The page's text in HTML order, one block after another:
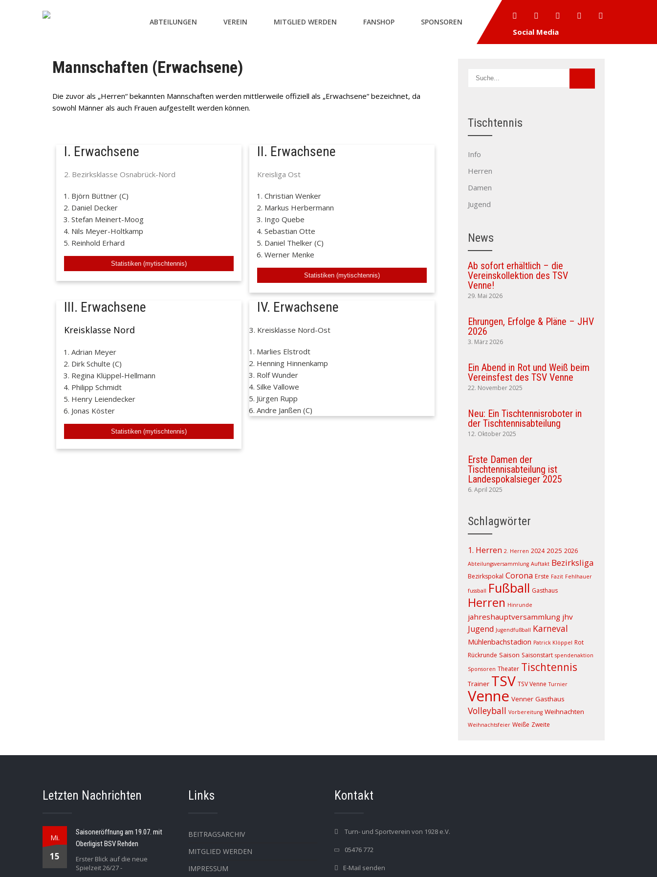
Social Media
ABTEILUNGEN VEREIN MITGLIED WERDEN FANSHOP SPONSOREN
Mannschaften (Erwachsene)
Die zuvor als „Herren“ bekannten Mannschaften werden mittlerweile offiziell als „Erwachsene“ bezeichnet, da
sowohl Männer als auch Frauen aufgestellt werden können.
I. Erwachsene
2. Bezirksklasse Osnabrück-Nord
Björn Büttner (C)
Daniel Decker
Stefan Meinert-Moog
Nils Meyer-Holtkamp
Reinhold Erhard
Statistiken (mytischtennis)
II. Erwachsene
Kreisliga Ost
Christian Wenker
Markus Herbermann
Ingo Quebe
Sebastian Otte
Daniel Thelker (C)
Werner Menke
Statistiken (mytischtennis)
III. Erwachsene
Kreisklasse Nord
Adrian Meyer
Dirk Schulte (C)
Regina Klüppel-Hellmann
Philipp Schmidt
Henry Leiendecker
Jonas Köster
Statistiken (mytischtennis)
IV. Erwachsene
3. Kreisklasse Nord-Ost
Marlies Elstrodt
Henning Hinnenkamp
Rolf Wunder
Silke Vallowe
Jürgen Rupp
Andre Janßen (C)
Tischtennis
Info
Herren
Damen
Jugend
News
Ab sofort erhältlich – die
Vereinskollektion des TSV
Venne!
29. Mai 2026
Ehrungen, Erfolge & Pläne – JHV
2026
3. März 2026
Ein Abend in Rot und Weiß beim
Vereinsfest des TSV Venne
22. November 2025
Neu: Ein Tischtennisroboter in
der Tischtennisabteilung
12. Oktober 2025
Erste Damen der
Tischtennisabteilung ist
Landespokalsieger 2025
6. April 2025
Schlagwörter
1. Herren 2. Herren 2024 2025 2026
Abteilungsversammlung Auftakt Bezirksliga
Bezirkspokal Corona Erste Fazit Fehlhauer
fussball Fußball Gasthaus
Herren Hinrunde
jahreshauptversammlung jhv
Jugend Jugendfußball Karneval
Mühlenbachstadion Patrick Klöppel Rot
Rückrunde Saison Saisonstart spendenaktion
Sponsoren Theater Tischtennis
Trainer TSV TSV Venne Turnier
Venne Venner Gasthaus
Volleyball Vorbereitung Weihnachten
Weihnachtsfeier Weiße Zweite
Letzten Nachrichten
Mi.
15
Saisoneröffnung am 19.07. mit
Oberligist BSV Rehden
Erster Blick auf die neue
Spielzeit 26/27 -
Links
BEITRAGSARCHIV
MITGLIED WERDEN
IMPRESSUM
Kontakt
Turn- und Sportverein von 1928 e.V.
05476 772
E-Mail senden